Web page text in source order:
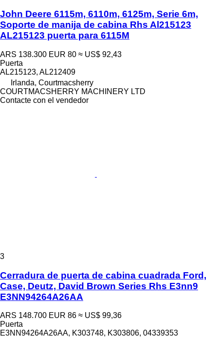
John Deere 6115m, 6110m, 6125m, Serie 6m,
Soporte de manija de cabina Rhs Al215123
AL215123 puerta para 6115M
ARS 138.300 EUR 80 ≈ US$ 92,43
Puerta
AL215123, AL212409
Irlanda, Courtmacsherry
COURTMACSHERRY MACHINERY LTD
Contacte con el vendedor
3
Cerradura de puerta de cabina cuadrada Ford,
Case, Deutz, David Brown Series Rhs E3nn9
E3NN94264A26AA
ARS 148.700 EUR 86 ≈ US$ 99,36
Puerta
E3NN94264A26AA, K303748, K303806, 04339353